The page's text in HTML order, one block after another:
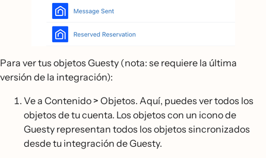
Para ver tus objetos Guesty (nota: se requiere la última
versión de la integración):
Ve a Contenido > Objetos. Aquí, puedes ver todos los
objetos de tu cuenta. Los objetos con un icono de
Guesty representan todos los objetos sincronizados
desde tu integración de Guesty.